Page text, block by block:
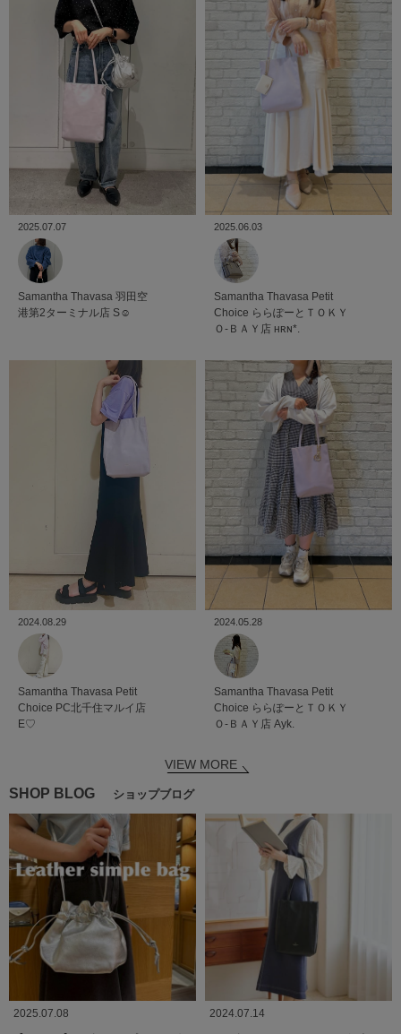
2025.07.07
Samantha Thavasa 羽田空
港第2ターミナル店 S☺︎
2025.06.03
Samantha Thavasa Petit
Choice ららぽーとＴＯＫＹ
Ｏ-ＢＡＹ店 ʜʀɴ*.
2024.08.29
Samantha Thavasa Petit
Choice PC北千住マルイ店
E♡
2024.05.28
Samantha Thavasa Petit
Choice ららぽーとＴＯＫＹ
Ｏ-ＢＡＹ店 Ayk.
VIEW MORE
SHOP BLOG ショップブログ
2025.07.08
2024.07.14